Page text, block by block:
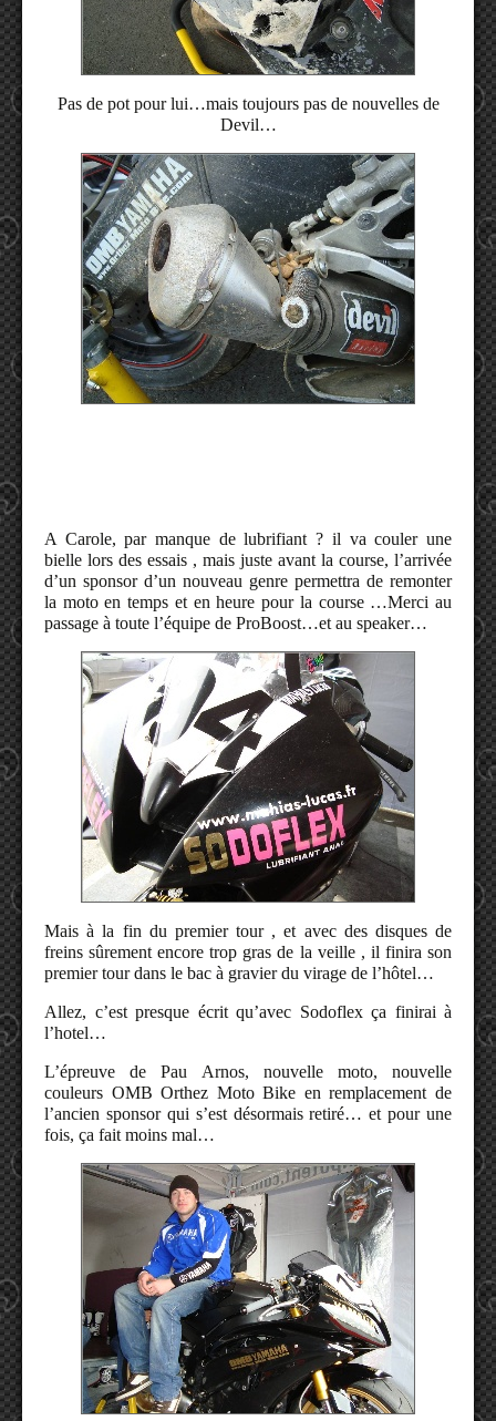
Pas de pot pour lui…mais toujours pas de nouvelles de
Devil…
A Carole, par manque de lubrifiant ? il va couler une
bielle lors des essais , mais juste avant la course, l’arrivée
d’un sponsor d’un nouveau genre permettra de remonter
la moto en temps et en heure pour la course …Merci au
passage à toute l’équipe de ProBoost…et au speaker…
Mais à la fin du premier tour , et avec des disques de
freins sûrement encore trop gras de la veille , il finira son
premier tour dans le bac à gravier du virage de l’hôtel…
Allez, c’est presque écrit qu’avec Sodoflex ça finirai à
l’hotel…
L’épreuve de Pau Arnos, nouvelle moto, nouvelle
couleurs OMB Orthez Moto Bike en remplacement de
l’ancien sponsor qui s’est désormais retiré… et pour une
fois, ça fait moins mal…